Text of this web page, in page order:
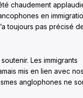
chaudement
en
toujours pas précisé
Les immigrants
mis en lien avec
anglophones ne